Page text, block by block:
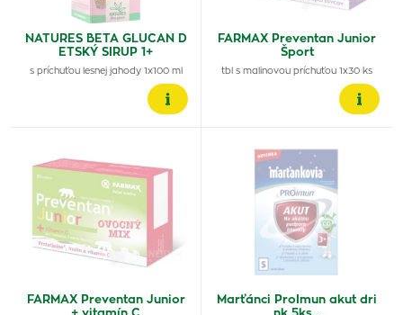
NATURES BETA GLUCAN D
ETSKÝ SIRUP 1+
s príchuťou lesnej jahody 1x100 ml
FARMAX Preventan Junior
Šport
tbl s malinovou príchuťou 1x30 ks
FARMAX Preventan Junior
Marťánci ProImun akut dri